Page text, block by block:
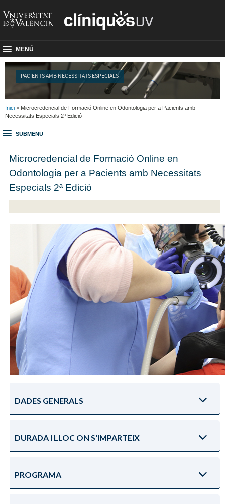
MENÚ
PACIENTS AMB NECESSITATS ESPECIALS
Inici > Microcredencial de Formació Online en Odontologia per a Pacients amb
Necessitats Especials 2ª Edició
SUBMENU
Microcredencial de Formació Online en
Odontologia per a Pacients amb Necessitats
Especials 2ª Edició
DADES GENERALS
DURADA I LLOC ON S'IMPARTEIX
PROGRAMA